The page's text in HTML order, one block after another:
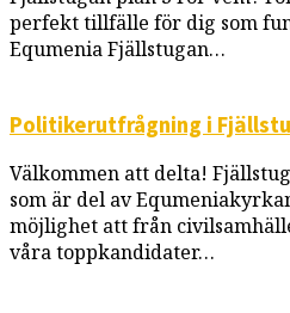
perfekt tillfälle för dig som
Equmenia Fjällstugan…
Politikerutfrågning i
Välkommen att delta!
som är del av
möjlighet att från
våra toppkandidater…